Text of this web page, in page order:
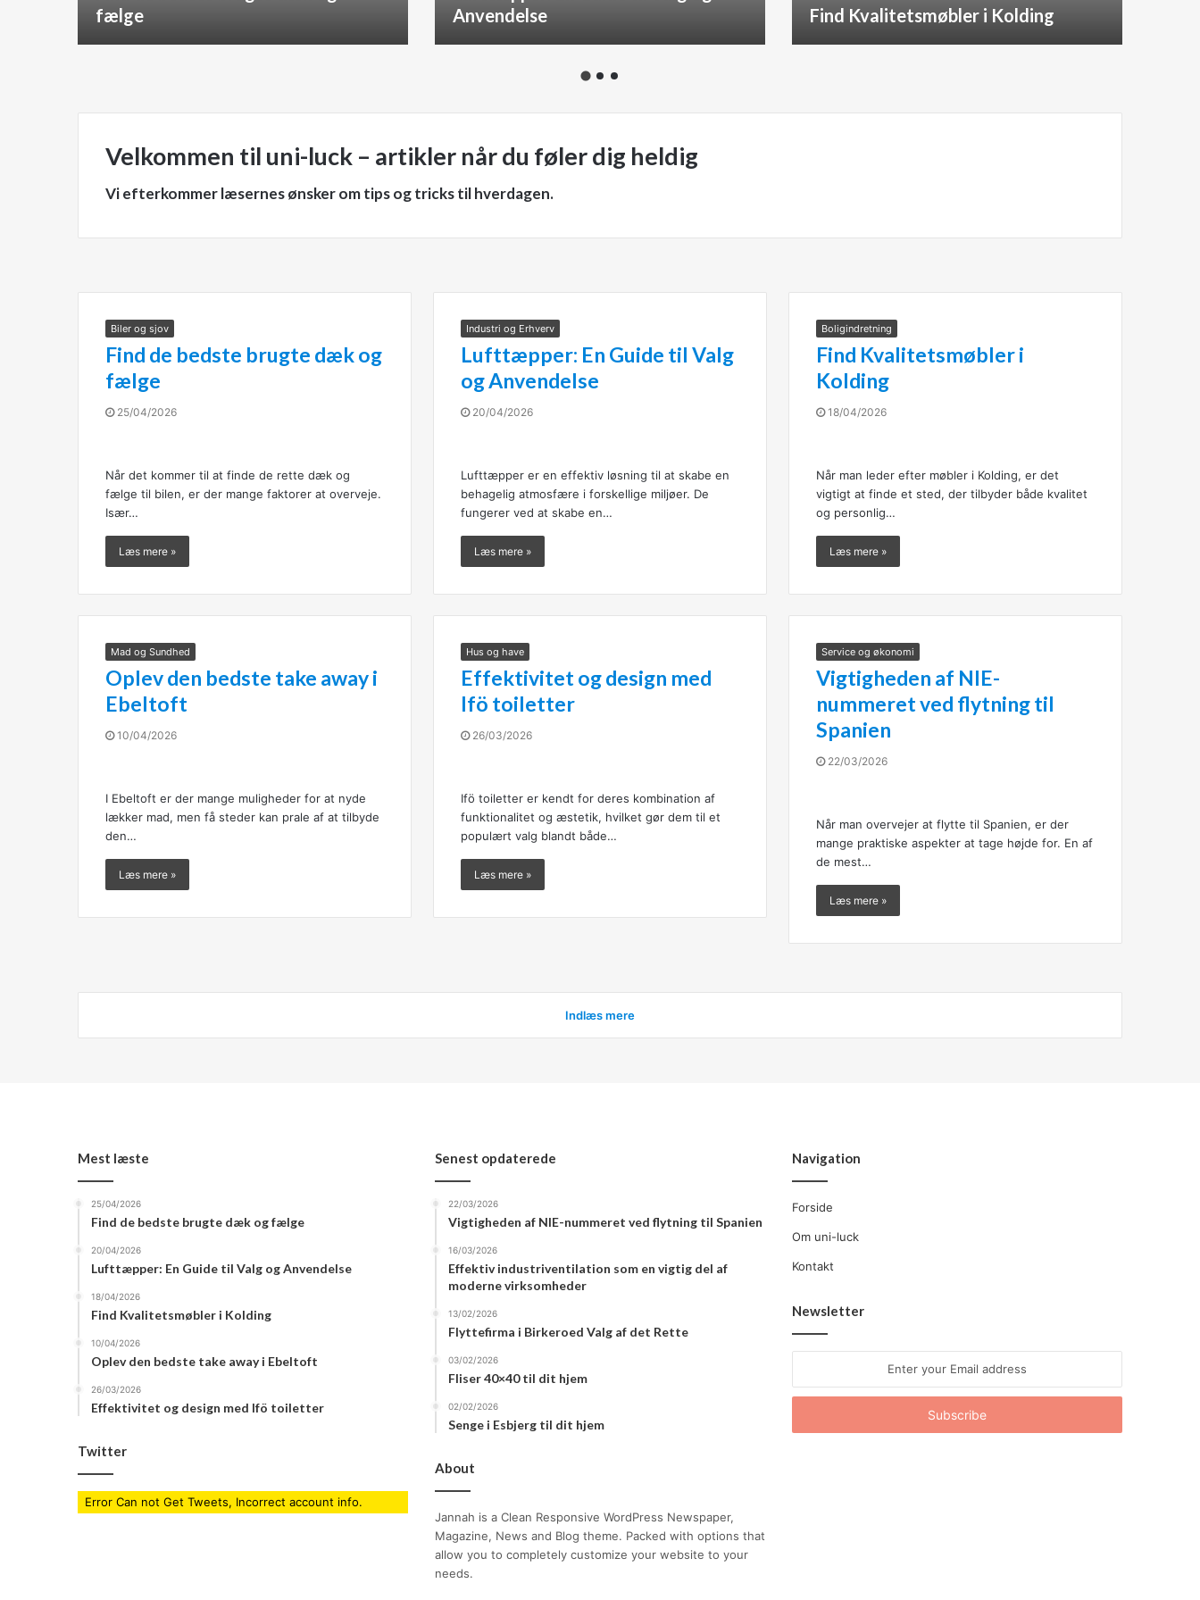
fælge
Anvendelse
Find Kvalitetsmøbler i Kolding
Velkommen til uni-luck – artikler når du føler dig heldig
Vi efterkommer læsernes ønsker om tips og tricks til hverdagen.
Biler og sjov
Find de bedste brugte dæk og
fælge
25/04/2026
Når det kommer til at finde de rette dæk og
fælge til bilen, er der mange faktorer at overveje.
Især…
Læs mere »
Industri og Erhverv
Lufttæpper: En Guide til Valg
og Anvendelse
20/04/2026
Lufttæpper er en effektiv løsning til at skabe en
behagelig atmosfære i forskellige miljøer. De
fungerer ved at skabe en…
Læs mere »
Boligindretning
Find Kvalitetsmøbler i
Kolding
18/04/2026
Når man leder efter møbler i Kolding, er det
vigtigt at finde et sted, der tilbyder både kvalitet
og personlig…
Læs mere »
Mad og Sundhed
Oplev den bedste take away i
Ebeltoft
10/04/2026
I Ebeltoft er der mange muligheder for at nyde
lækker mad, men få steder kan prale af at tilbyde
den…
Læs mere »
Hus og have
Effektivitet og design med
Ifö toiletter
26/03/2026
Ifö toiletter er kendt for deres kombination af
funktionalitet og æstetik, hvilket gør dem til et
populært valg blandt både…
Læs mere »
Service og økonomi
Vigtigheden af NIE-
nummeret ved flytning til
Spanien
22/03/2026
Når man overvejer at flytte til Spanien, er der
mange praktiske aspekter at tage højde for. En af
de mest…
Læs mere »
Indlæs mere
Mest læste
25/04/2026
Find de bedste brugte dæk og fælge
20/04/2026
Lufttæpper: En Guide til Valg og Anvendelse
18/04/2026
Find Kvalitetsmøbler i Kolding
10/04/2026
Oplev den bedste take away i Ebeltoft
26/03/2026
Effektivitet og design med Ifö toiletter
Twitter
Error Can not Get Tweets, Incorrect account info.
Senest opdaterede
22/03/2026
Vigtigheden af NIE-nummeret ved flytning til Spanien
16/03/2026
Effektiv industriventilation som en vigtig del af
moderne virksomheder
13/02/2026
Flyttefirma i Birkeroed Valg af det Rette
03/02/2026
Fliser 40×40 til dit hjem
02/02/2026
Senge i Esbjerg til dit hjem
About
Jannah is a Clean Responsive WordPress Newspaper,
Magazine, News and Blog theme. Packed with options that
allow you to completely customize your website to your
needs.
Navigation
Forside
Om uni-luck
Kontakt
Newsletter
Email